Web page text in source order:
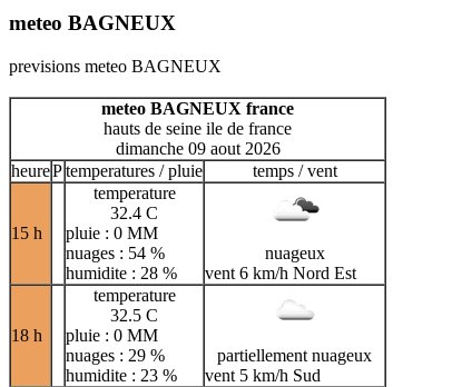
meteo BAGNEUX
previsions meteo BAGNEUX
meteo BAGNEUX france
hauts de seine ile de france
dimanche 09 aout 2026
heurePtemperatures / pluie temps / vent
15 h
temperature
32.4 C
pluie : 0 MM
nuages : 54 %
humidite : 28 %
nuageux
vent 6 km/h Nord Est
18 h
temperature
32.5 C
pluie : 0 MM
nuages : 29 %
humidite : 23 %
partiellement nuageux
vent 5 km/h Sud